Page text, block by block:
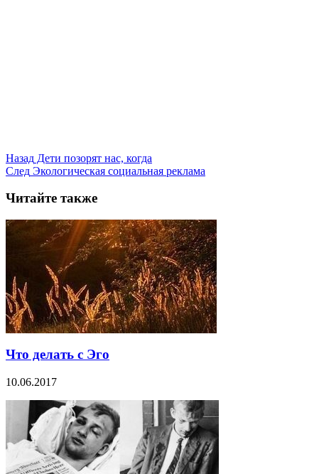
Назад Дети позорят нас, когда
След Экологическая социальная реклама
Читайте также
Что делать с Эго
10.06.2017